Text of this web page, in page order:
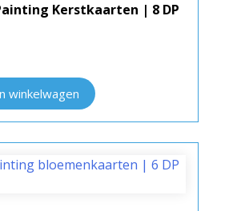
Kerstkaarten | 8 DP
winkelwagen